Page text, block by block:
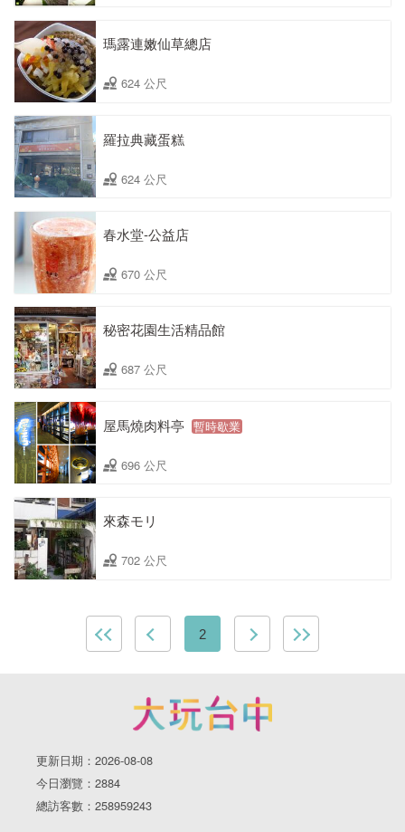
瑪露連嫩仙草總店
624 公尺
羅拉典藏蛋糕
624 公尺
春水堂-公益店
670 公尺
秘密花園生活精品館
687 公尺
屋馬燒肉料亭 暫時歇業
696 公尺
來森モリ
702 公尺
2
更新日期：2026-08-08
今日瀏覽：2884
總訪客數：258959243